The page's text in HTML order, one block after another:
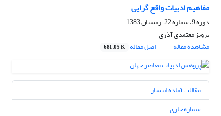
مفاهیم ادبیات واقع گرایی
دوره 9، شماره 22، زمستان 1383
پرویز معتمدى آذرى
مشاهده مقاله
اصل مقاله 681.05 K
مقالات آماده انتشار
شماره جاری